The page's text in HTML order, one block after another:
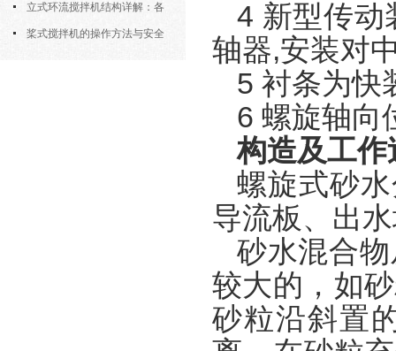
筒式曝气机的结构优势与适用场景
立式环流搅拌机结构详解：各
部件的功能与协同
桨式搅拌机的操作方法与安全
4 新型传动
轴器,安装对
5 衬条为快
6 螺旋轴向
构造及工作
螺旋式砂
导流板、出
砂水混合
较大的，如
砂粒沿斜置